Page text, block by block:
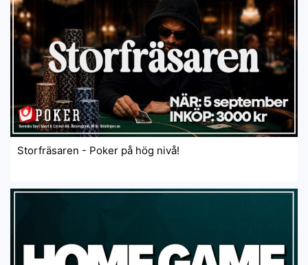
Storfräsaren - Poker på hög nivå!